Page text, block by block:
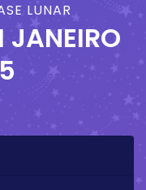
LUNAR
JANEIRO